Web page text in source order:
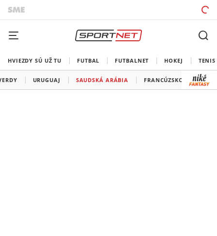
HVIEZDY SÚ UŽ TU FUTBAL FUTBALNET HOKEJ TENIS
URUGUAJ SAUDSKÁ ARÁBIA FRANCÚZSKO